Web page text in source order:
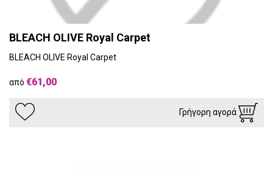
BLEACH OLIVE Royal Carpet
BLEACH OLIVE Royal Carpet
από €61,00
Γρήγορη αγορά